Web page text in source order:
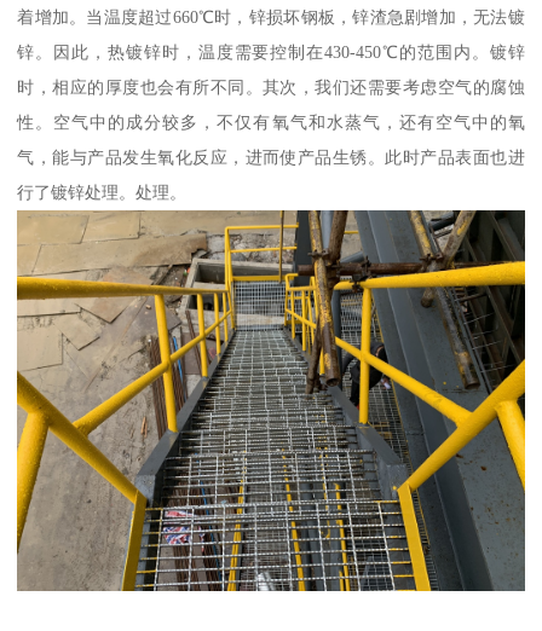
着增加。当温度超过660℃时，锌损坏钢板，锌渣急剧增加，无法镀
锌。因此，热镀锌时，温度需要控制在430-450℃的范围内。镀锌
时，相应的厚度也会有所不同。其次，我们还需要考虑空气的腐蚀
性。空气中的成分较多，不仅有氧气和水蒸气，还有空气中的氧
气，能与产品发生氧化反应，进而使产品生锈。此时产品表面也进
行了镀锌处理。处理。